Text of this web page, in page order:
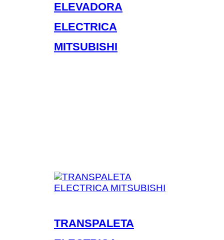
ELEVADORA
ELECTRICA
MITSUBISHI
TRANSPALETA